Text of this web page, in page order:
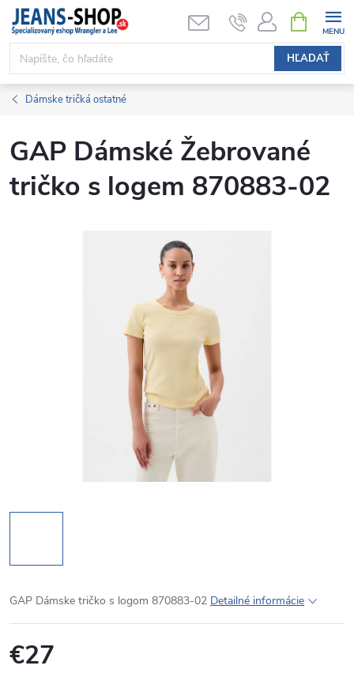
Prejsť
obsah
HĽADAŤ
KOŠÍK
Dámske tričká ostatné
GAP Dámské Žebrované
tričko s logem 870883-02
GAP Dámske tričko s logom 870883-02 Detailné informácie
€27